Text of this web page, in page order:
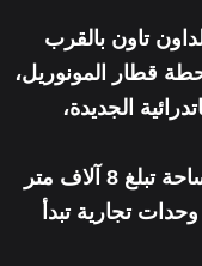
تاون بالقرب
قطار المونوريل،
الجديدة،
و قد تم إنشاء المشروع على مساحة تبلغ 8 آلاف متر
تجارية تبدأ